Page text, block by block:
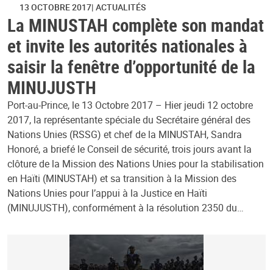
13 OCTOBRE 2017 ACTUALITÉS
La MINUSTAH complète son mandat
et invite les autorités nationales à
saisir la fenêtre d’opportunité de la
MINUJUSTH
Port-au-Prince, le 13 Octobre 2017 – Hier jeudi 12 octobre
2017, la représentante spéciale du Secrétaire général des
Nations Unies (RSSG) et chef de la MINUSTAH, Sandra
Honoré, a briefé le Conseil de sécurité, trois jours avant la
clôture de la Mission des Nations Unies pour la stabilisation
en Haïti (MINUSTAH) et sa transition à la Mission des
Nations Unies pour l’appui à la Justice en Haïti
(MINUJUSTH), conformément à la résolution 2350 du…